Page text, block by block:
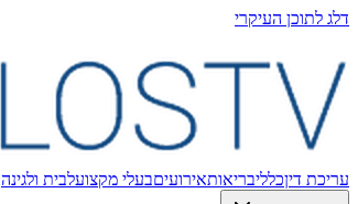
דלג לתוכן העיקרי
עריכת דיןכלליבריאותאירועיםבעלי מקצועלבית ולגינה